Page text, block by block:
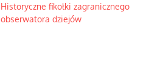
Historyczne fikołki zagranicznego
obserwatora dziejów